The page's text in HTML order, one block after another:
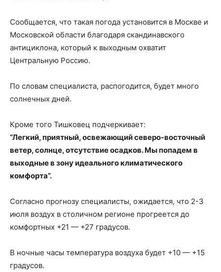
Сообщается, что такая погода установится в Москве и
Московской области благодаря скандинавского
антициклона, который к выходным охватит
Центральную Россию.
По словам специалиста, распогодится, будет много
солнечных дней.
Кроме того Тишковец подчеркивает:
“Легкий, приятный, освежающий северо-восточный
ветер, солнце, отсутствие осадков. Мы попадем в
выходные в зону идеального климатического
комфорта”.
Согласно прогнозу специалисты, ожидается, что 2-3
июля воздух в столичном регионе прогреется до
комфортных +21 — +27 градусов.
В ночные часы температура воздуха будет +10 — +15
градусов.